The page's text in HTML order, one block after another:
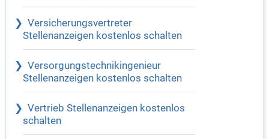
Versicherungsvertreter
Stellenanzeigen kostenlos schalten
Versorgungstechnikingenieur
Stellenanzeigen kostenlos schalten
Vertrieb Stellenanzeigen kostenlos
schalten